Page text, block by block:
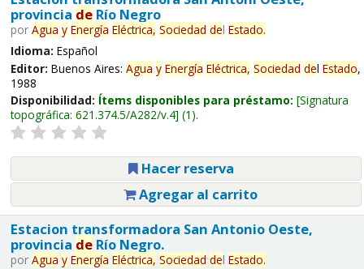
provincia deRío Negro
por Agua y Energía Eléctrica, Sociedad del Estado.
Idioma: Español
Editor: Buenos Aires: Agua y Energía Eléctrica, Sociedad del Estado,
1988
Disponibilidad: Ítems disponibles para préstamo: Signatura
topográfica: 621.374.5/A282/v.4 (1).
Hacer reserva
Agregar al carrito
Estacion transformadora San Antonio Oeste,
provincia deRío Negro.
por Agua y Energía Eléctrica, Sociedad del Estado.